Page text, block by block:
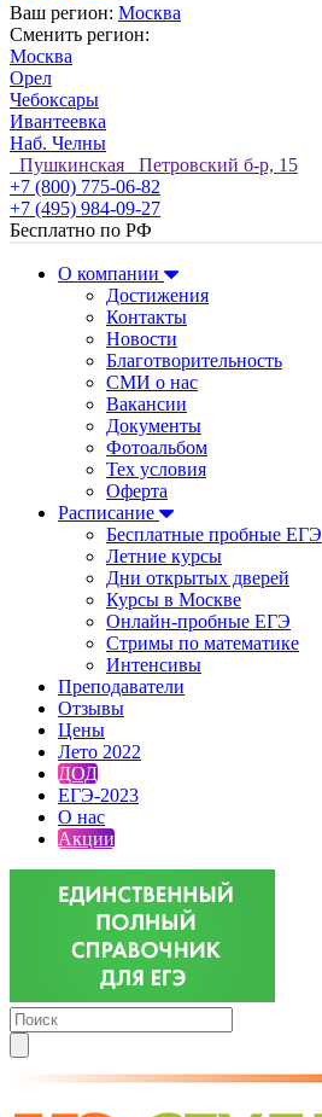
Ваш регион: Москва
Сменить регион:
Москва
Орел
Чебоксары
Ивантеевка
Наб. Челны
Пушкинская Петровский б-р, 15
+7 (800) 775-06-82
+7 (495) 984-09-27
Бесплатно по РФ
О компании
Достижения
Контакты
Новости
Благотворительность
СМИ о нас
Вакансии
Документы
Фотоальбом
Тех условия
Оферта
Расписание
Бесплатные пробные ЕГЭ
Летние курсы
Дни открытых дверей
Курсы в Москве
Онлайн-пробные ЕГЭ
Стримы по математике
Интенсивы
Преподаватели
Отзывы
Цены
Лето 2022
ДОД
ЕГЭ-2023
О нас
Акции